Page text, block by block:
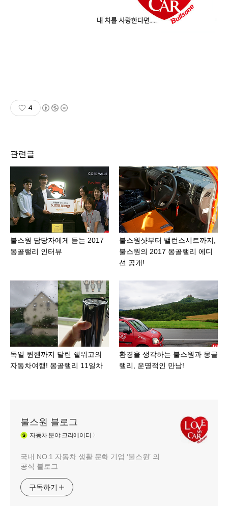
4
관련글
불스원 담당자에게 듣는 2017
몽골랠리 인터뷰
불스원샷부터 밸런스시트까지,
불스원의 2017 몽골랠리 에디
션 공개!
독일 뮌헨까지 달린 쉘위고의
자동차여행! 몽골랠리 11일차
환경을 생각하는 불스원과 몽골
랠리, 운명적인 만남!
불스원 블로그
자동차분야 크리에이터
국내 NO.1 자동차 생활 문화 기업 ‘불스원’ 의
공식 블로그
구독하기